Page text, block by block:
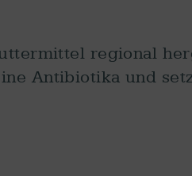
regional
Antibiotika und